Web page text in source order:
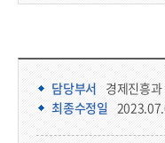
담당부서 정보
담당부서 경제진흥과
최종수정일